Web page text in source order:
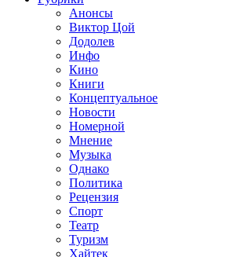
Анонсы
Виктор Цой
Додолев
Инфо
Кино
Книги
Концептуальное
Новости
Номерной
Мнение
Музыка
Однако
Политика
Рецензия
Спорт
Театр
Туризм
Хайтек